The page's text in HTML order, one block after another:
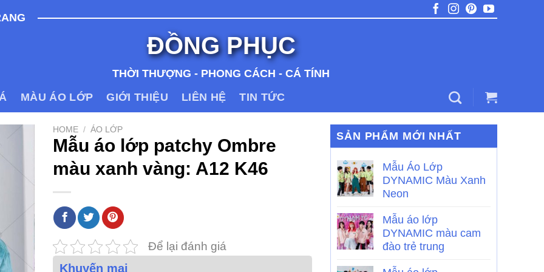
ĐỒNG PHỤC
THỜI THƯỢNG - PHONG CÁCH - CÁ TÍNH
MÀU ÁO LỚP GIỚI THIỆU LIÊN HỆ TIN TỨC
HOME / ÁO LỚP
Mẫu áo lớp patchy Ombre
màu xanh vàng: A12 K46
Để lại đánh giá
Khuyến mại
SẢN PHẨM MỚI NHẤT
Mẫu Áo Lớp
DYNAMIC Màu Xanh
Neon
Mẫu áo lớp
DYNAMIC màu cam
đào trẻ trung